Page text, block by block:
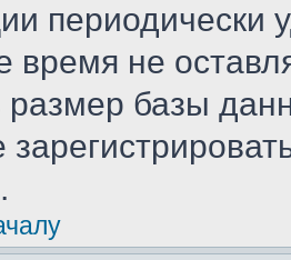
периодически
время не
базы